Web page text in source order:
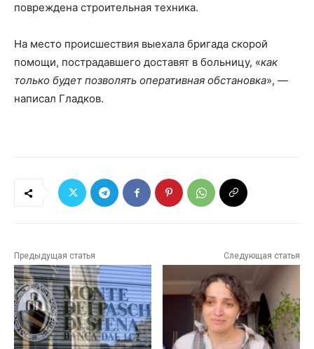
повреждена строительная техника.
На место происшествия выехала бригада скорой
помощи, пострадавшего доставят в больницу, «как
только будет позволять оперативная обстановка», —
написал Гладков.
Предыдущая статья Следующая статья